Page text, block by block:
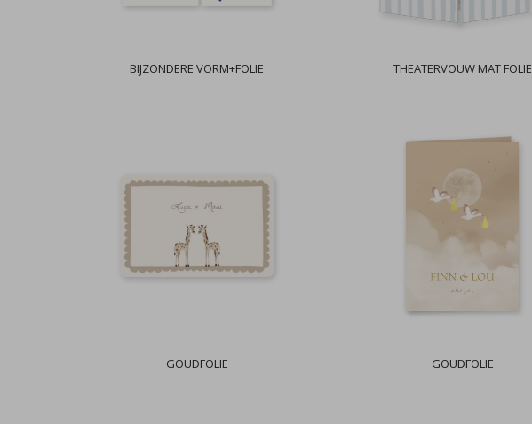
BIJZONDERE VORM+FOLIE THEATERVOUW MAT FOLIE
GOUDFOLIE GOUDFOLIE